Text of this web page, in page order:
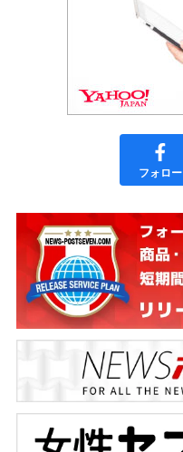
フォロー